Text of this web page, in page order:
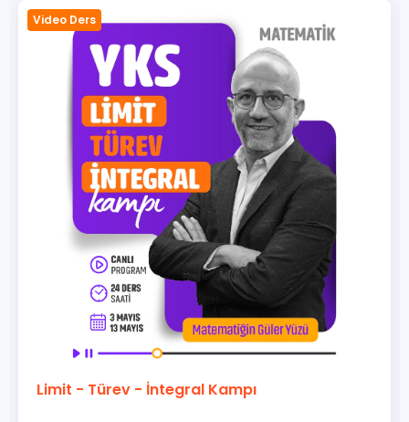
Video Ders
Limit - Türev - İntegral Kampı